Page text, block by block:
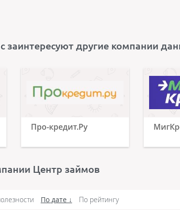
заинтересуют другие компании
Про-кредит.Ру
Центр займов
По дате По рейтингу